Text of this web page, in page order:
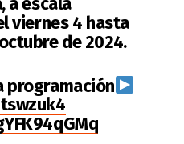
viernes 4 hasta
de 2024.
programación